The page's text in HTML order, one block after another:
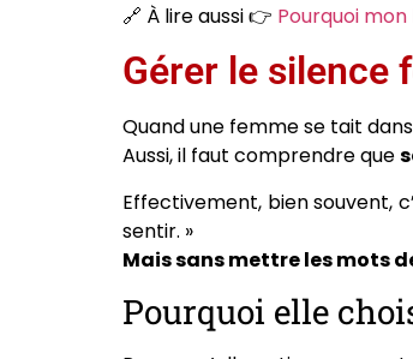
🔗 À lire aussi 👉 Pourquoi
Gérer le silence
Quand une femme se tait
Aussi, il faut comprendre que
Effectivement, bien souvent,
sentir. »
Mais sans mettre les mots
Pourquoi elle